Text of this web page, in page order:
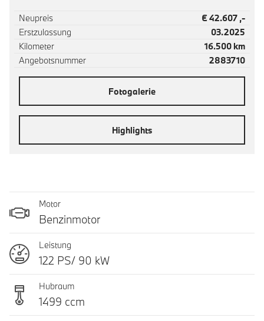
Neupreis
€ 42.607 ,-
Erstzulassung
03.2025
Kilometer
16.500 km
Angebotsnummer
2883710
Fotogalerie
Highlights
Motor
Benzinmotor
Leistung
122 PS/ 90 kW
Hubraum
1499 ccm